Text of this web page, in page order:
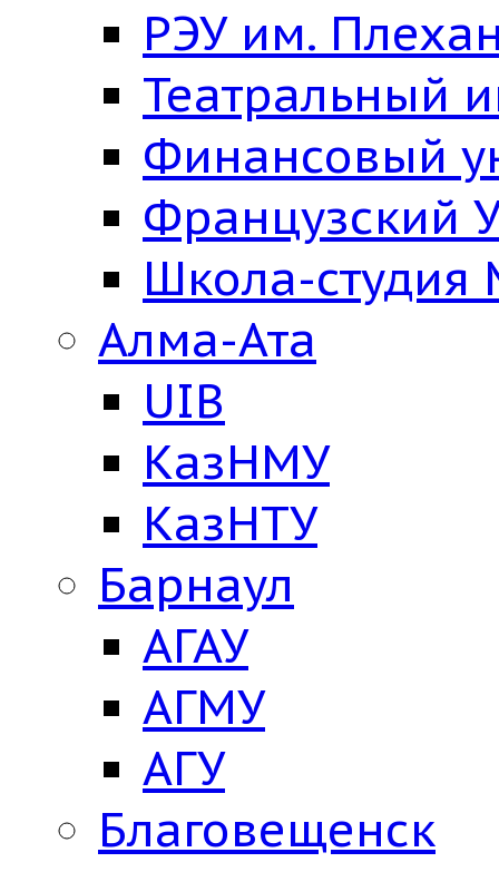
РЭУ им.
Театральный
Финансовый
Французский
Школа-студия
Алма-Ата
UIB
КазНМУ
КазНТУ
Барнаул
АГАУ
АГМУ
АГУ
Благовещенск